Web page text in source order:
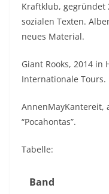
Kraftklub, gegründet
sozialen Texten.
neues Material.
Giant Rooks, 2014 in
Internationale Tours.
AnnenMayKantereit,
“Pocahontas”.
Tabelle:
Band